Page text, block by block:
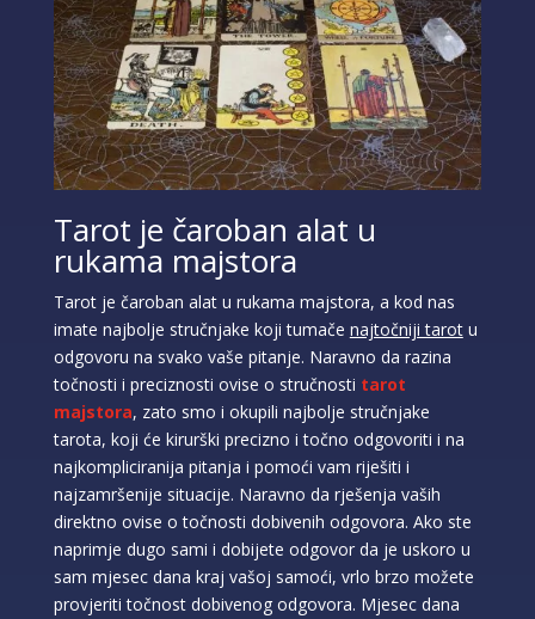
Tarot je čaroban alat u
rukama majstora
Tarot je čaroban alat u rukama majstora, a kod nas
imate najbolje stručnjake koji tumače najtočniji tarotu
odgovoru na svako vaše pitanje. Naravno da razina
točnosti i preciznosti ovise o stručnosti tarot
majstora, zato smo i okupili najbolje stručnjake
tarota, koji će kirurški precizno i točno odgovoriti i na
najkompliciranija pitanja i pomoći vam riješiti i
najzamršenije situacije. Naravno da rješenja vaših
direktno ovise o točnosti dobivenih odgovora. Ako ste
naprimje dugo sami i dobijete odgovor da je uskoro u
sam mjesec dana kraj vašoj samoći, vrlo brzo možete
provjeriti točnost dobivenog odgovora. Mjesec dana